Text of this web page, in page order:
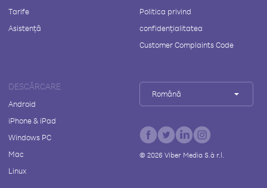
Tarife
Asistență
Politica privind
confidențialitatea
Customer Complaints Code
DESCĂRCARE
Android
iPhone & iPad
Windows PC
Mac
Linux
Română
© 2026Viber Media S.à r.l.